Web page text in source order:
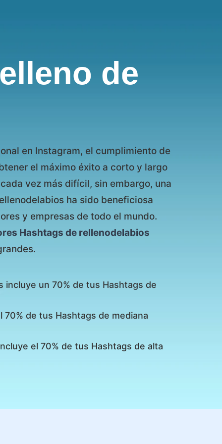
de
en Instagram, el cumplimiento de
el máximo éxito a corto y largo
vez más difícil, sin embargo, una
ha sido beneficiosa
y empresas de todo el mundo.
Hashtags de rellenodelabios
incluye un 70% de tus Hashtags de
de tus Hashtags de mediana
el 70% de tus Hashtags de alta